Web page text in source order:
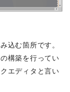
込む箇所です。
構築を行ってい
エディタと言い